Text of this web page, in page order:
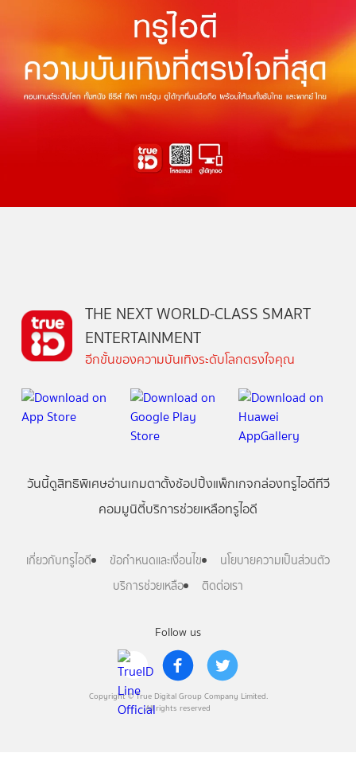
Follow us
Copyright © True Digital Group Company Limited.
All rights reserved
THE NEXT WORLD-CLASS SMART
ENTERTAINMENT
อีกขั้นของความบันเทิงระดับโลกตรงใจคุณ
วันนี้ดูสิทธิพิเศษอ่านเกมตาตั้งช้อปปิ้งแพ็กเกจกล่องทรูไอดีทีวี
คอมมูนิตี้บริการช่วยเหลือทรูไอดี
เกี่ยวกับทรูไอดี ข้อกำหนดและเงื่อนไข
นโยบายความเป็นส่วนตัว
บริการช่วยเหลือ
ติดต่อเรา